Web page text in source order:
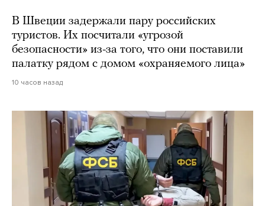
В Швеции задержали пару российских
туристов. Их посчитали «угрозой
безопасности» из-за того, что они поставили
палатку рядом с домом «охраняемого лица»
10 часов назад